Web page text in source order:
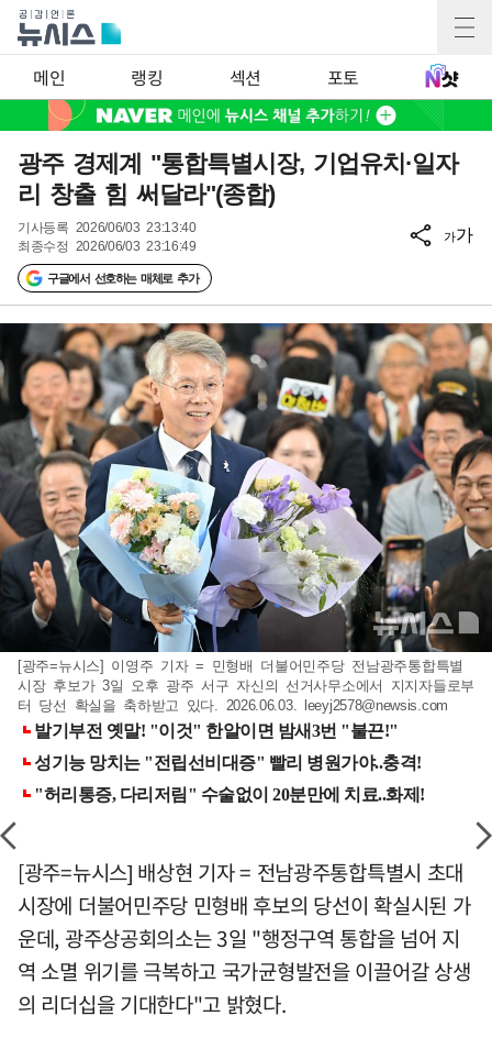
메인 랭킹 섹션 포토
광주 경제계 "통합특별시장, 기업유치·일자
리 창출 힘 써달라"(종합)
기사등록 2026/06/03 23:13:40
최종수정 2026/06/03 23:16:49
구글에서 선호하는 매체로 추가
가가
[광주=뉴시스] 이영주 기자 = 민형배 더불어민주당 전남광주통합특별
시장 후보가 3일 오후 광주 서구 자신의 선거사무소에서 지지자들로부
터 당선 확실을 축하받고 있다. 2026.06.03. leeyj2578@newsis.com
[광주=뉴시스] 배상현 기자 = 전남광주통합특별시 초대
시장에 더불어민주당 민형배 후보의 당선이 확실시된 가
운데, 광주상공회의소는 3일 "행정구역 통합을 넘어 지
역 소멸 위기를 극복하고 국가균형발전을 이끌어갈 상생
의 리더십을 기대한다"고 밝혔다.